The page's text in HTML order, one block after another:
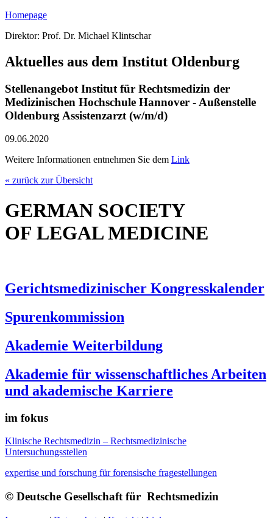
Homepage
Direktor: Prof. Dr. Michael Klintschar
Aktuelles aus dem Institut Oldenburg
Stellenangebot Institut für Rechtsmedizin der
Medizinischen Hochschule Hannover - Außenstelle
Oldenburg Assistenzarzt (w/m/d)
09.06.2020
Weitere Informationen entnehmen Sie dem Link
« zurück zur Übersicht
GERMAN SOCIETY
OF LEGAL MEDICINE
Gerichtsmedizinischer Kongresskalender
Spurenkommission
Akademie Weiterbildung
Akademie für wissenschaftliches Arbeiten
und akademische Karriere
im fokus
Klinische Rechtsmedizin – Rechtsmedizinische
Untersuchungsstellen
expertise und forschung für forensische fragestellungen
© Deutsche Gesellschaft für Rechtsmedizin